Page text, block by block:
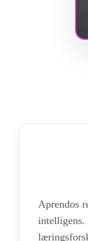
Aprendos
intelligens.